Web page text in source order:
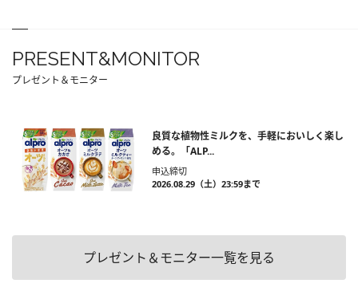
PRESENT&MONITOR
プレゼント＆モニター
良質な植物性ミルクを、手軽においしく楽し
める。「ALP...
申込締切
2026.08.29（土）23:59まで
プレゼント＆モニター一覧を見る